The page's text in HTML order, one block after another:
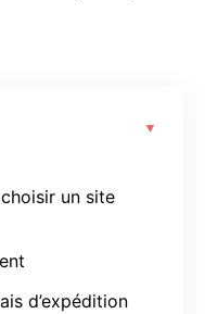
un site
d’expédition